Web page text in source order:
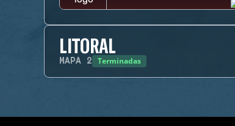
LITORAL
MAPA 2 Terminadas